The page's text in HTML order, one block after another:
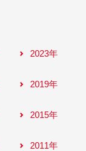
2023年
2019年
2015年
2011年